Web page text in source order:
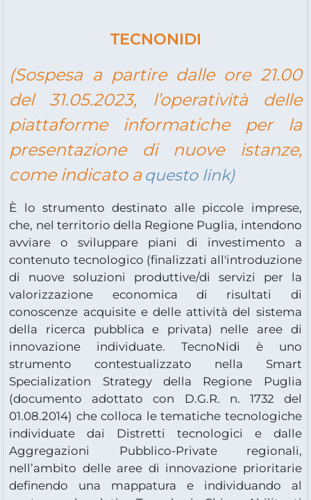
TECNONIDI
(Sospesa a partire dalle ore 21.00
del 31.05.2023, l’operatività delle
piattaforme informatiche per la
presentazione di nuove istanze,
come indicato a questo link)
È lo strumento destinato alle piccole imprese,
che, nel territorio della Regione Puglia, intendono
avviare o sviluppare piani di investimento a
contenuto tecnologico (finalizzati all'introduzione
di nuove soluzioni produttive/di servizi per la
valorizzazione economica di risultati di
conoscenze acquisite e delle attività del sistema
della ricerca pubblica e privata) nelle aree di
innovazione individuate. TecnoNidi è uno
strumento contestualizzato nella Smart
Specialization Strategy della Regione Puglia
(documento adottato con D.G.R. n. 1732 del
01.08.2014) che colloca le tematiche tecnologiche
individuate dai Distretti tecnologici e dalle
Aggregazioni Pubblico-Private regionali,
nell’ambito delle aree di innovazione prioritarie
definendo una mappatura e individuando al